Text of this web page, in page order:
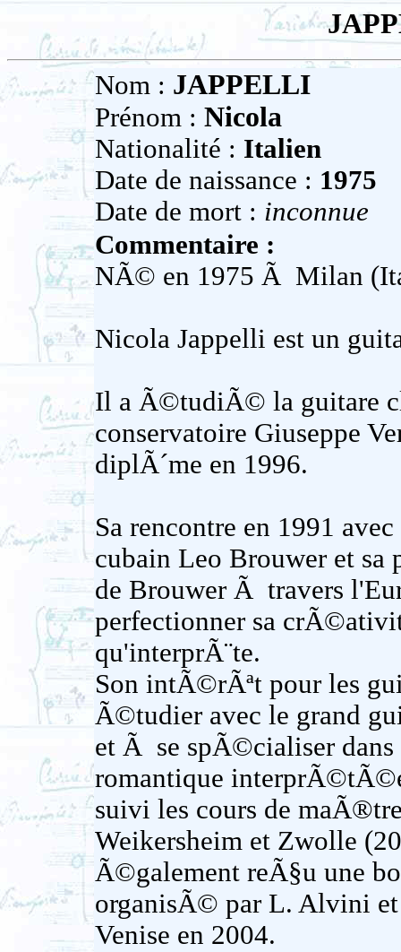
Nom : JAPPELLI
Prénom : Nicola
Nationalité : Italien
Date de naissance : 1975
Date de mort : inconnue
Commentaire :
NÃ© en 1975 Ã Milan
Nicola Jappelli est un
Il a Ã©tudiÃ© la guitare
conservatoire Giuseppe
diplÃ´me en 1996.
Sa rencontre en 1991
cubain Leo Brouwer et sa
de Brouwer Ã travers
perfectionner sa
qu'interprÃ¨te.
Son intÃ©rÃªt pour les
Ã©tudier avec le grand
et Ã se spÃ©cialiser
romantique
suivi les cours de
Weikersheim et Zwolle
Ã©galement reÃ§u une
organisÃ© par L. Alvini
Venise en 2004.